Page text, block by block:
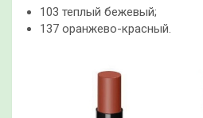
103 теплый бежевый;
137 оранжево-красный.